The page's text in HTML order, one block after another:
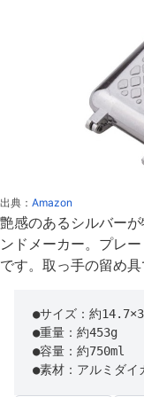
出典： Amazon
艶感のあるシルバー
ンドメーカー。プレ
です。取っ手の留め
●サイズ：約
●重量：約453g
●容量：約750ml
●素材：アルミダイ